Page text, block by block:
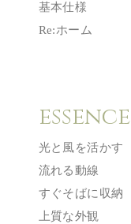
基本仕様
Re:ホーム
essence
光と風を活かす
流れる動線
すぐそばに収納
上質な外観